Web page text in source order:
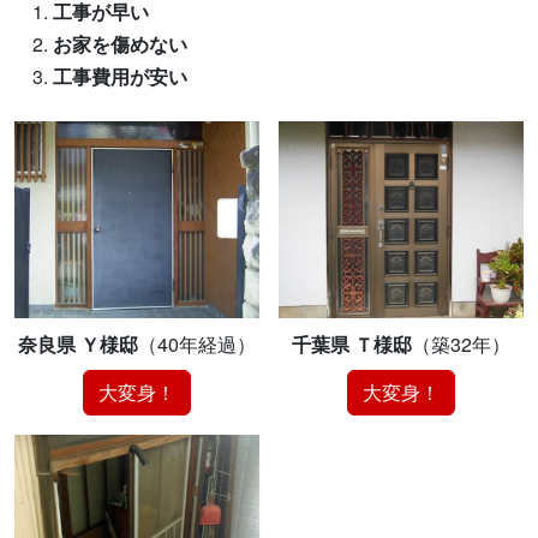
工事が早い
お家を傷めない
工事費用が安い
奈良県 Ｙ様邸 （40年経過）
大変身！
千葉県 Ｔ様邸 （築32年）
大変身！